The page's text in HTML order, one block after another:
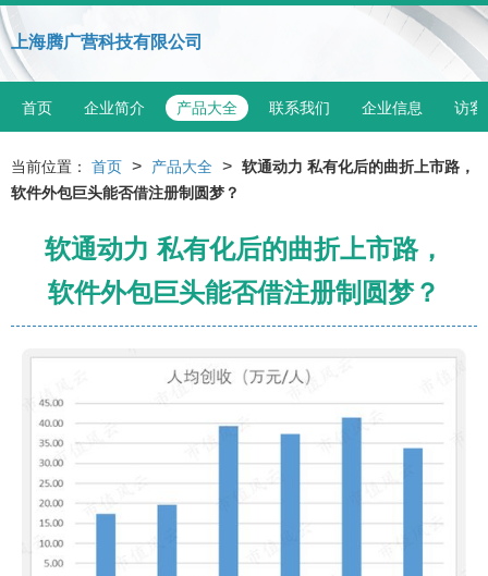
上海腾广营科技有限公司
首页 企业简介 产品大全 联系我们 企业信息 访客
当前位置： 首页 > 产品大全 > 软通动力 私有化后的曲折上市路，
软件外包巨头能否借注册制圆梦？
软通动力 私有化后的曲折上市路，
软件外包巨头能否借注册制圆梦？